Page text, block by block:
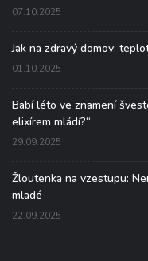
07.10.2025
Jak na zdravý domov:
01.10.2025
Babí léto ve znamení
elixírem mládí?“
29.09.2025
Žloutenka na vzestupu:
mladé
22.09.2025